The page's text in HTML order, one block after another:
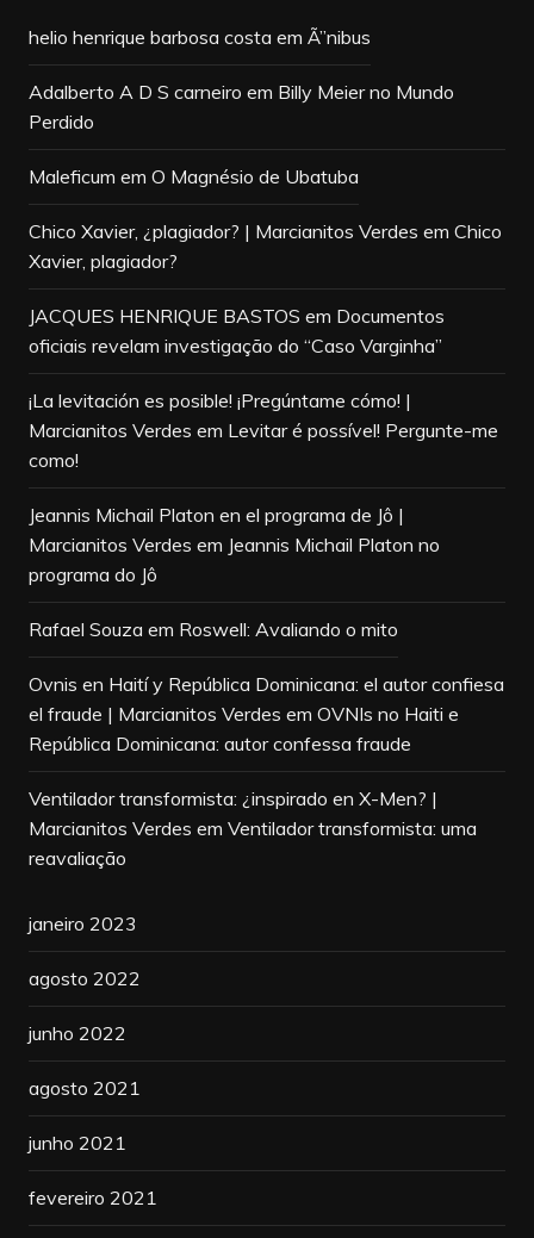
helio henrique barbosa costa em Ã”nibus
Adalberto A D S carneiro em Billy Meier no Mundo
Perdido
Maleficum em O Magnésio de Ubatuba
Chico Xavier, ¿plagiador? | Marcianitos Verdes em Chico
Xavier, plagiador?
JACQUES HENRIQUE BASTOS em Documentos
oficiais revelam investigação do “Caso Varginha”
¡La levitación es posible! ¡Pregúntame cómo! |
Marcianitos Verdes em Levitar é possível! Pergunte-me
como!
Jeannis Michail Platon en el programa de Jô |
Marcianitos Verdes em Jeannis Michail Platon no
programa do Jô
Rafael Souza em Roswell: Avaliando o mito
Ovnis en Haití y República Dominicana: el autor confiesa
el fraude | Marcianitos Verdes em OVNIs no Haiti e
República Dominicana: autor confessa fraude
Ventilador transformista: ¿inspirado en X-Men? |
Marcianitos Verdes em Ventilador transformista: uma
reavaliação
janeiro 2023
agosto 2022
junho 2022
agosto 2021
junho 2021
fevereiro 2021